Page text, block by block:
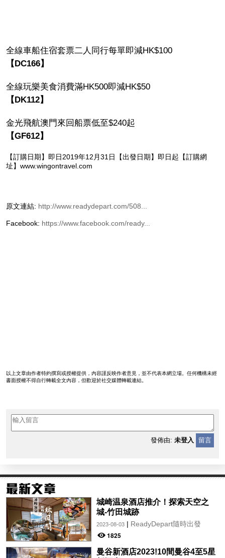
全線車船住宿套票二人同行每單即減HK$100
【DC166】
全線玩樂美食消費滿HK500即減HK$50
【DK112】
金光飛航澳門來回船票低至$240起
【GF612】
【訂購日期】即日2019年12月31日【出發日期】即日起【訂購網
址】www.wingontravel.com
原文連結: http://www.readydepart.com/508...
Facebook: https://www.facebook.com/ready...
以上文章由作者特約撰寫或授權提供，內容謹反映作者意見，並不代表本網立場。任何機構未經
書面授權不得自行轉載全文內容，但歡迎於社交媒體轉載連結。
發佈由: 未登入 留言
城崎温泉酒店推介！探索天空之
城-竹田城跡
2023-08-03| ReadyDepart隨時出發
1825
曼谷新酒店2023!10間曼谷4至5星